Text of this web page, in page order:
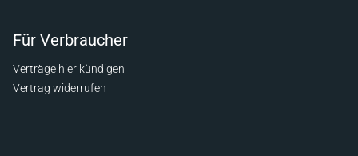
Für Verbraucher
Verträge hier kündigen
Vertrag widerrufen